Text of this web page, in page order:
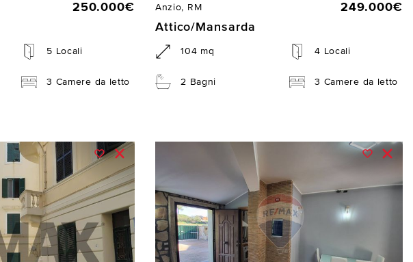
250.000€
5 Locali
3 Camere da letto
Anzio, RM
249.000€
Attico/Mansarda
104 mq 4 Locali
2 Bagni 3 Camere da letto